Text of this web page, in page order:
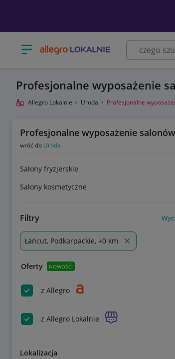
Otwórz menu z kategoriami
Profesjonalne wyposażenie
Allegro Lokalnie Uroda Profesjonalne
Profesjonalne wyposażenie salonów
wróć do Uroda
Salony fryzjerskie
Salony kosmetyczne
Filtry
Łańcut, Podkarpackie, +0 km
Oferty NOWOŚĆ!
z Allegro
z Allegro Lokalnie
Lokalizacja